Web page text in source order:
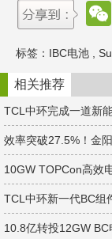
标签： IBC电池
相关推荐
TCL中环完成一道新
效率突破27.5%！金
10GW TOPCon高效
TCL中环新一代BC组
10.8亿转投12GW